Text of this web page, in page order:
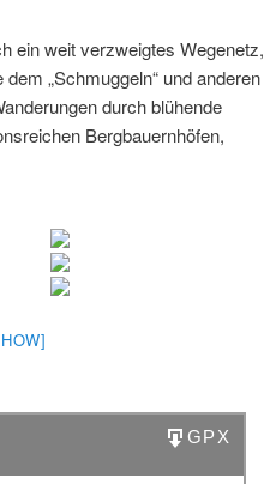
ein weit verzweigtes Wegenetz,
„Schmuggeln“ und anderen
durch blühende
Bergbauernhöfen,
GPX